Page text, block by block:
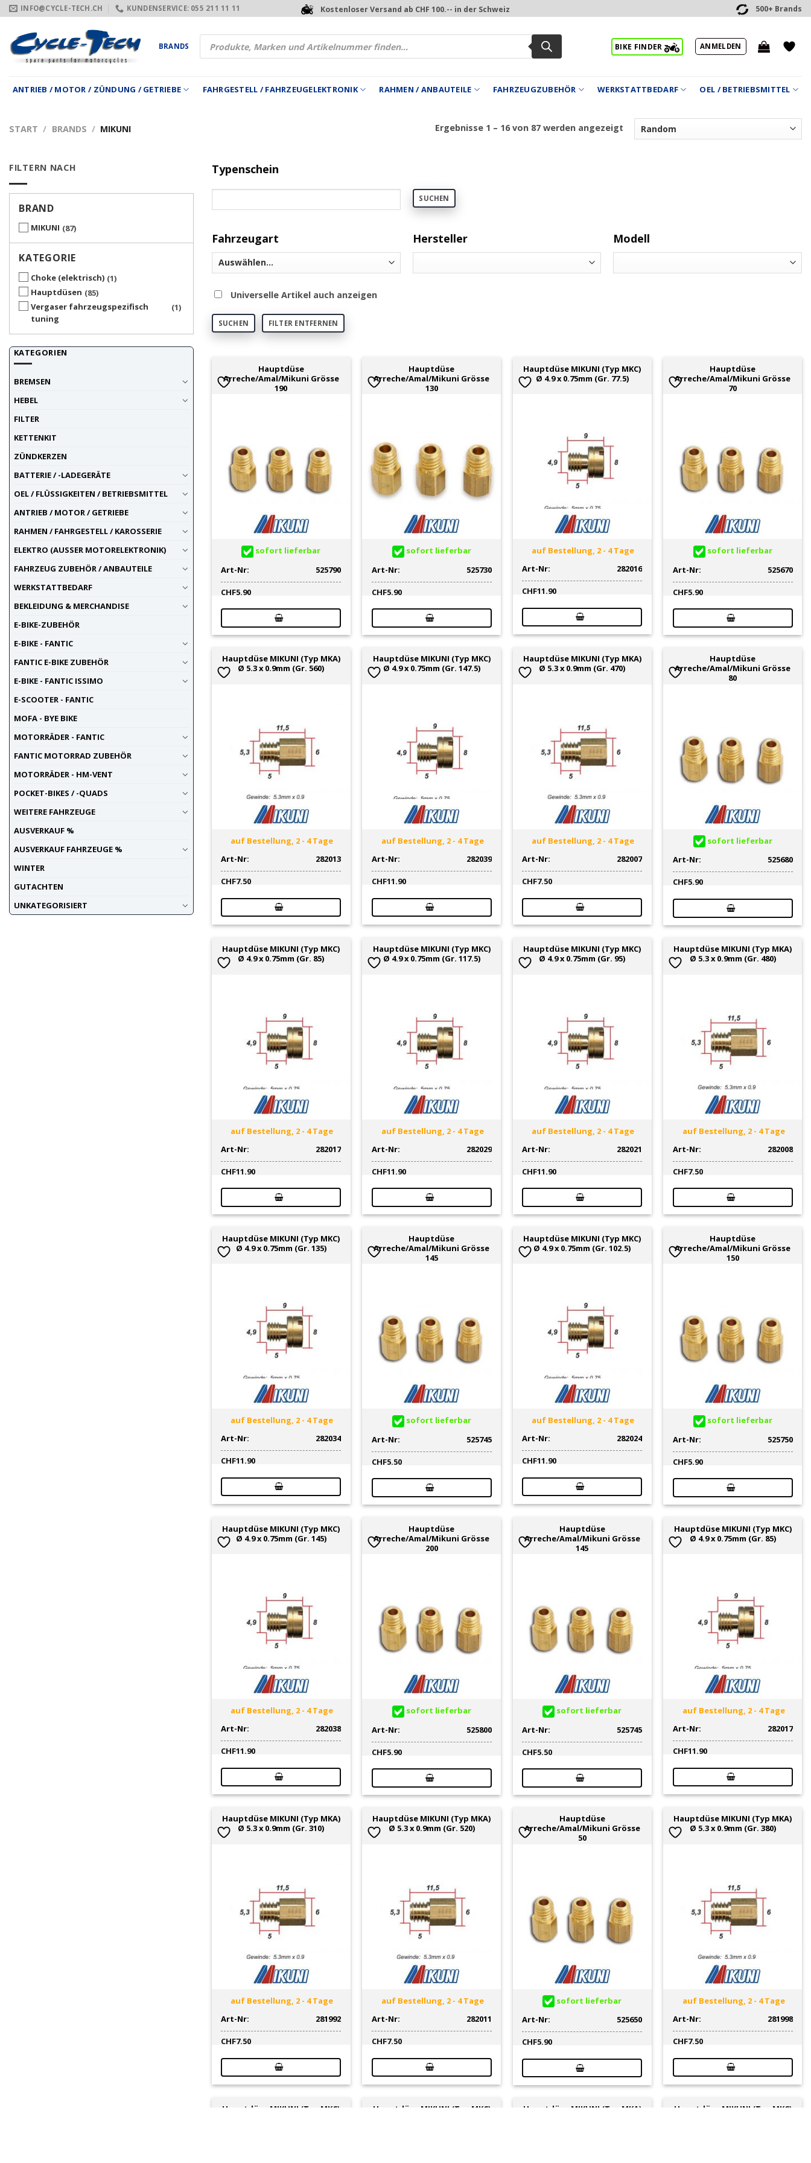
Zum
Inhalt
springen
INFO@CYCLE-TECH.CH KUNDENSERVICE: 055 211 11 11 Kostenloser Versand ab CHF 100.-- in der Schweiz 500+ Brands
BRANDS
Products
search
BIKE FINDER ANMELDEN
ANTRIEB / MOTOR / ZÜNDUNG / GETRIEBE FAHRGESTELL / FAHRZEUGELEKTRONIK RAHMEN / ANBAUTEILE FAHRZEUGZUBEHÖR WERKSTATTBEDARF OEL / BETRIEBSMITTEL
START / BRANDS / MIKUNI Ergebnisse 1 – 16 von 87 werden angezeigt
FILTERN NACH
BRAND
MIKUNI 87
KATEGORIE
Choke (elektrisch) 1
Hauptdüsen
85
Vergaser fahrzeugspezifisch
tuning
1
KATEGORIEN
BREMSEN
HEBEL
FILTER
KETTENKIT
ZÜNDKERZEN
BATTERIE / -LADEGERÄTE
OEL / FLÜSSIGKEITEN / BETRIEBSMITTEL
ANTRIEB / MOTOR / GETRIEBE
RAHMEN / FAHRGESTELL / KAROSSERIE
ELEKTRO (AUSSER MOTORELEKTRONIK)
FAHRZEUG ZUBEHÖR / ANBAUTEILE
WERKSTATTBEDARF
BEKLEIDUNG & MERCHANDISE
E-BIKE-ZUBEHÖR
E-BIKE - FANTIC
FANTIC E-BIKE ZUBEHÖR
E-BIKE - FANTIC ISSIMO
E-SCOOTER - FANTIC
MOFA - BYE BIKE
MOTORRÄDER - FANTIC
FANTIC MOTORRAD ZUBEHÖR
MOTORRÄDER - HM-VENT
POCKET-BIKES / -QUADS
WEITERE FAHRZEUGE
AUSVERKAUF %
AUSVERKAUF FAHRZEUGE %
WINTER
GUTACHTEN
UNKATEGORISIERT
Typenschein
SUCHEN
Fahrzeugart Hersteller Modell
Universelle Artikel auch anzeigen
SUCHEN FILTER ENTFERNEN
Hauptdüse
Arreche/Amal/Mikuni Grösse
190
sofort lieferbar
Art-Nr:
525790
CHF5.90
Hauptdüse
Arreche/Amal/Mikuni Grösse
130
sofort lieferbar
Art-Nr:
525730
CHF5.90
Hauptdüse MIKUNI (Typ MKC)
Ø 4.9 x 0.75mm (Gr. 77.5)
auf Bestellung, 2 - 4 Tage
Art-Nr:
282016
CHF11.90
Hauptdüse
Arreche/Amal/Mikuni Grösse
70
sofort lieferbar
Art-Nr:
525670
CHF5.90
Hauptdüse MIKUNI (Typ MKA)
Ø 5.3 x 0.9mm (Gr. 560)
auf Bestellung, 2 - 4 Tage
Art-Nr:
282013
CHF7.50
Hauptdüse MIKUNI (Typ MKC)
Ø 4.9 x 0.75mm (Gr. 147.5)
auf Bestellung, 2 - 4 Tage
Art-Nr:
282039
CHF11.90
Hauptdüse MIKUNI (Typ MKA)
Ø 5.3 x 0.9mm (Gr. 470)
auf Bestellung, 2 - 4 Tage
Art-Nr:
282007
CHF7.50
Hauptdüse
Arreche/Amal/Mikuni Grösse
80
sofort lieferbar
Art-Nr:
525680
CHF5.90
Hauptdüse MIKUNI (Typ MKC)
Ø 4.9 x 0.75mm (Gr. 85)
auf Bestellung, 2 - 4 Tage
Art-Nr:
282017
CHF11.90
Hauptdüse MIKUNI (Typ MKC)
Ø 4.9 x 0.75mm (Gr. 117.5)
auf Bestellung, 2 - 4 Tage
Art-Nr:
282029
CHF11.90
Hauptdüse MIKUNI (Typ MKC)
Ø 4.9 x 0.75mm (Gr. 95)
auf Bestellung, 2 - 4 Tage
Art-Nr:
282021
CHF11.90
Hauptdüse MIKUNI (Typ MKA)
Ø 5.3 x 0.9mm (Gr. 480)
auf Bestellung, 2 - 4 Tage
Art-Nr:
282008
CHF7.50
Hauptdüse MIKUNI (Typ MKC)
Ø 4.9 x 0.75mm (Gr. 135)
auf Bestellung, 2 - 4 Tage
Art-Nr:
282034
CHF11.90
Hauptdüse
Arreche/Amal/Mikuni Grösse
145
sofort lieferbar
Art-Nr:
525745
CHF5.50
Hauptdüse MIKUNI (Typ MKC)
Ø 4.9 x 0.75mm (Gr. 102.5)
auf Bestellung, 2 - 4 Tage
Art-Nr:
282024
CHF11.90
Hauptdüse
Arreche/Amal/Mikuni Grösse
150
sofort lieferbar
Art-Nr:
525750
CHF5.90
Hauptdüse MIKUNI (Typ MKC)
Ø 4.9 x 0.75mm (Gr. 145)
auf Bestellung, 2 - 4 Tage
Art-Nr:
282038
CHF11.90
Hauptdüse
Arreche/Amal/Mikuni Grösse
200
sofort lieferbar
Art-Nr:
525800
CHF5.90
Hauptdüse
Arreche/Amal/Mikuni Grösse
145
sofort lieferbar
Art-Nr:
525745
CHF5.50
Hauptdüse MIKUNI (Typ MKC)
Ø 4.9 x 0.75mm (Gr. 85)
auf Bestellung, 2 - 4 Tage
Art-Nr:
282017
CHF11.90
Hauptdüse MIKUNI (Typ MKA)
Ø 5.3 x 0.9mm (Gr. 310)
auf Bestellung, 2 - 4 Tage
Art-Nr:
281992
CHF7.50
Hauptdüse MIKUNI (Typ MKA)
Ø 5.3 x 0.9mm (Gr. 520)
auf Bestellung, 2 - 4 Tage
Art-Nr:
282011
CHF7.50
Hauptdüse
Arreche/Amal/Mikuni Grösse
50
sofort lieferbar
Art-Nr:
525650
CHF5.90
Hauptdüse MIKUNI (Typ MKA)
Ø 5.3 x 0.9mm (Gr. 380)
auf Bestellung, 2 - 4 Tage
Art-Nr:
281998
CHF7.50
Hauptdüse MIKUNI (Typ MKC)
Hauptdüse MIKUNI (Typ MKC)
Hauptdüse MIKUNI (Typ MKA)
Hauptdüse MIKUNI (Typ MKC)